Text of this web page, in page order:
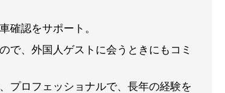
確認をサポート。
で、外国人ゲストに会うときにもコミ
プロフェッショナルで、長年の経験を